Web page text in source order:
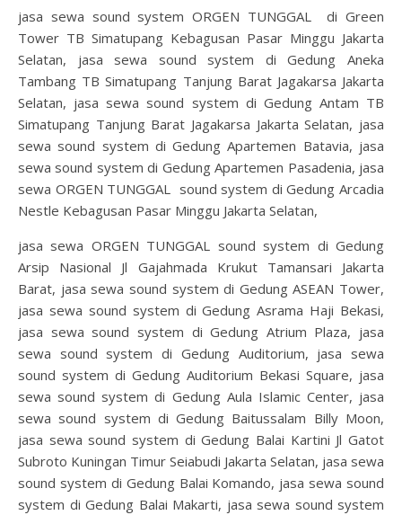
jasa sewa sound system ORGEN TUNGGAL di Green
Tower TB Simatupang Kebagusan Pasar Minggu Jakarta
Selatan, jasa sewa sound system di Gedung Aneka
Tambang TB Simatupang Tanjung Barat Jagakarsa Jakarta
Selatan, jasa sewa sound system di Gedung Antam TB
Simatupang Tanjung Barat Jagakarsa Jakarta Selatan, jasa
sewa sound system di Gedung Apartemen Batavia, jasa
sewa sound system di Gedung Apartemen Pasadenia, jasa
sewa ORGEN TUNGGAL sound system di Gedung Arcadia
Nestle Kebagusan Pasar Minggu Jakarta Selatan,
jasa sewa ORGEN TUNGGAL sound system di Gedung
Arsip Nasional Jl Gajahmada Krukut Tamansari Jakarta
Barat, jasa sewa sound system di Gedung ASEAN Tower,
jasa sewa sound system di Gedung Asrama Haji Bekasi,
jasa sewa sound system di Gedung Atrium Plaza, jasa
sewa sound system di Gedung Auditorium, jasa sewa
sound system di Gedung Auditorium Bekasi Square, jasa
sewa sound system di Gedung Aula Islamic Center, jasa
sewa sound system di Gedung Baitussalam Billy Moon,
jasa sewa sound system di Gedung Balai Kartini Jl Gatot
Subroto Kuningan Timur Seiabudi Jakarta Selatan, jasa sewa
sound system di Gedung Balai Komando, jasa sewa sound
system di Gedung Balai Makarti, jasa sewa sound system